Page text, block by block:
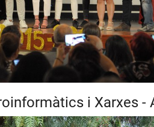
i Xarxes -